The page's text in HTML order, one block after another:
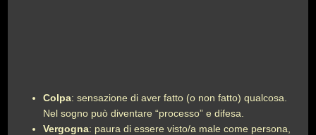
Colpa: sensazione di aver fatto (o non fatto) qualcosa.
Nel sogno può diventare “processo” e difesa.
Vergogna: paura di essere visto/a male come persona,